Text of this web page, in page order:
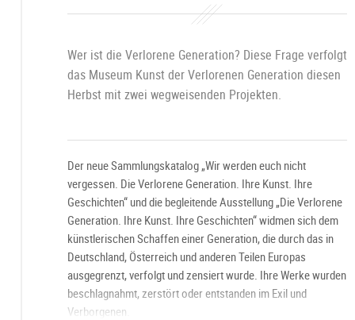
Wer ist die Verlorene Generation? Diese Frage verfolgt
das Museum Kunst der Verlorenen Generation diesen
Herbst mit zwei wegweisenden Projekten.
Der neue Sammlungskatalog „Wir werden euch nicht
vergessen. Die Verlorene Generation. Ihre Kunst. Ihre
Geschichten“ und die begleitende Ausstellung „Die Verlorene
Generation. Ihre Kunst. Ihre Geschichten“ widmen sich dem
künstlerischen Schaffen einer Generation, die durch das in
Deutschland, Österreich und anderen Teilen Europas
ausgegrenzt, verfolgt und zensiert wurde. Ihre Werke wurden
beschlagnahmt, zerstört oder entstanden im Exil und
Verborgenen.